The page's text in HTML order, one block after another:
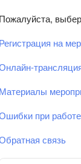
Пожалуйста,
Регистрация на
Материалы
при
связь